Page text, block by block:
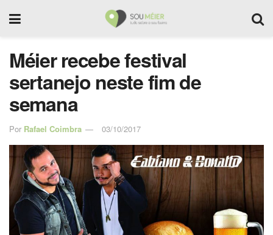
Méier recebe festival
sertanejo neste fim de
semana
Por Rafael Coimbra 03/10/2017